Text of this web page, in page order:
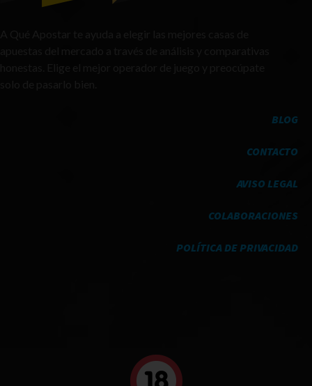
BLOG
CONTACTO
AVISO LEGAL
COLABORACIONES
POLÍTICA DE PRIVACIDAD